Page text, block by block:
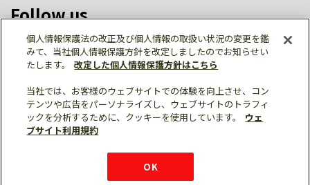
Follow us
個人情報保護 利用規約
ご利用にあたって
サイトマップ
三菱電機トップ
個人情報保護法の改正及び個人情報の取扱い状況の変更を鑑
みて、当社個人情報保護方針を改定しましたのでお知らせい
たします。
改定した個人情報保護方針はこちら
当社では、お客様のウェブサイトでの体験を向上させ、コン
テンツや広告をパーソナライズし、ウェブサイトのトラフィ
ックを分析するために、クッキーを使用しています。
ウェ
ブサイト利用規約
OK
チャットサービス